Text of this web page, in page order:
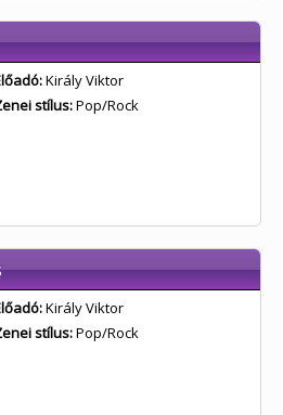
Király Viktor
stílus:Pop/Rock
Király Viktor
stílus:Pop/Rock